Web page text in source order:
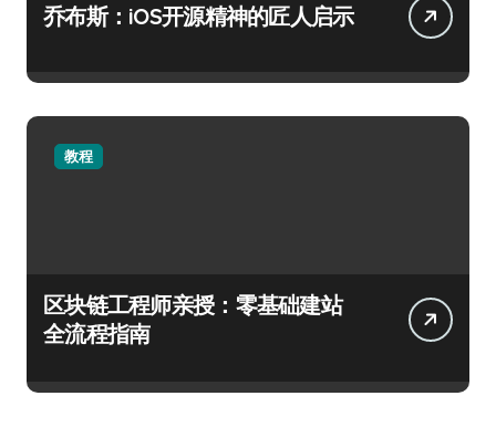
乔布斯：iOS开源精神的匠人启示
教程
区块链工程师亲授：零基础建站
全流程指南